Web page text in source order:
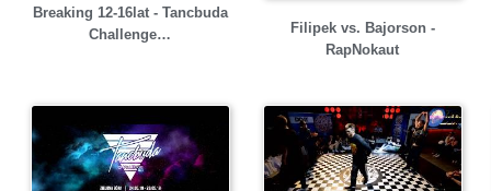
Breaking 12-16lat - Tancbuda
Challenge…
Filipek vs. Bajorson -
RapNokaut